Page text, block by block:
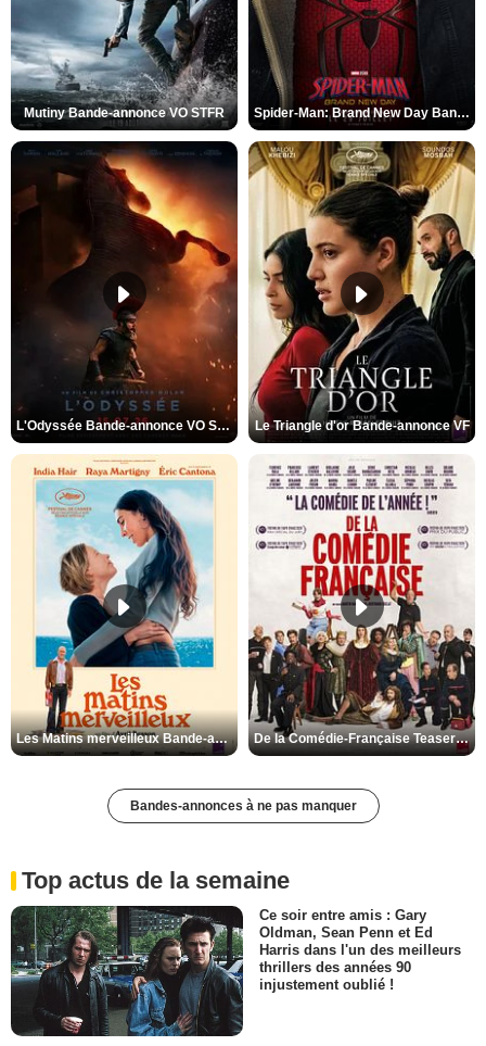
Mutiny Bande-annonce VO STFR Spider-Man: Brand New Day Bande-annonce VO STFR
L'Odyssée Bande-annonce VO STFR Le Triangle d'or Bande-annonce VF
Les Matins merveilleux Bande-annonce VF De la Comédie-Française Teaser VF
Bandes-annonces à ne pas manquer
Top actus de la semaine
Ce soir entre amis : Gary
Oldman, Sean Penn et Ed
Harris dans l'un des meilleurs
thrillers des années 90
injustement oublié !